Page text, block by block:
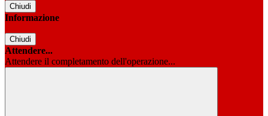
Chiudi
Informazione
Chiudi
Attendere...
Attendere il completamento dell'operazione...